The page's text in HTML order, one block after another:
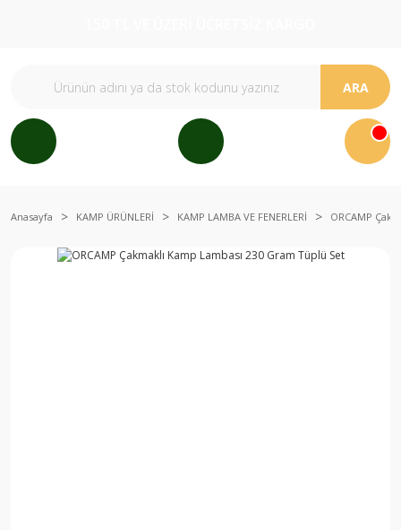
ARA
Anasayfa KAMP ÜRÜNLERİ KAMP LAMBA VE FENERLERİ ORCAMP